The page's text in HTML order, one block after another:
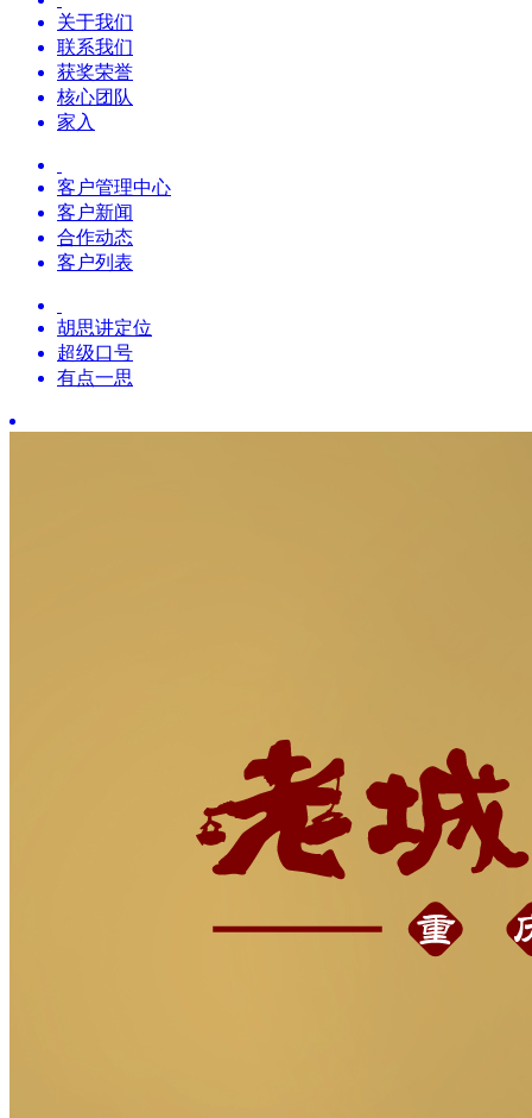
关于我们
联系我们
获奖荣誉
核心团队
家入
客户管理中心
客户新闻
合作动态
客户列表
胡思讲定位
超级口号
有点一思